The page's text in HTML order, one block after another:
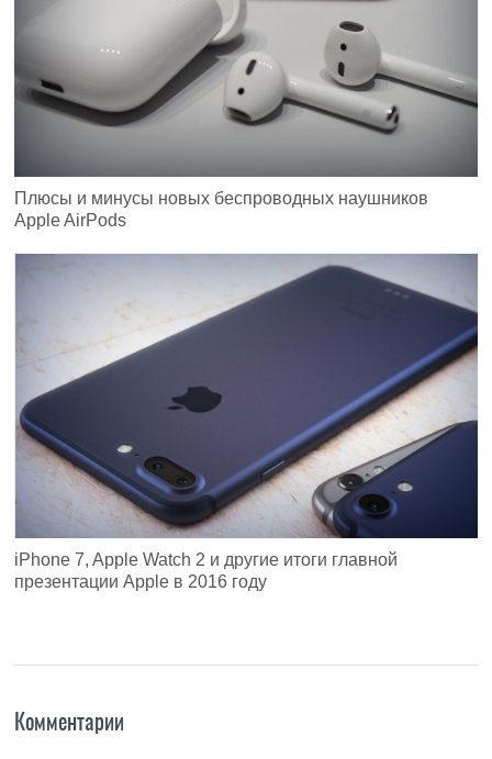
Плюсы и минусы новых беспроводных наушников
Apple AirPods
iPhone 7, Apple Watch 2 и другие итоги главной
презентации Apple в 2016 году
Комментарии